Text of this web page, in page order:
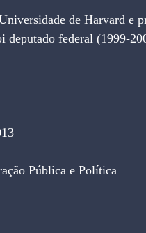
deputado federal (1999-
Pública e Política